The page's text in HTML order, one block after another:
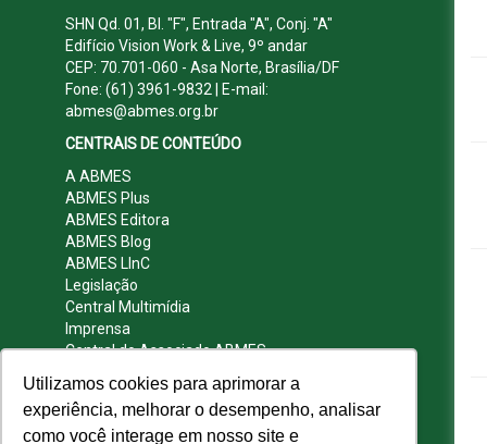
Utilizamos cookies para aprimorar a
experiência, melhorar o desempenho, analisar
como você interage em nosso site e
SHN Qd. 01, Bl. "F", Entrada "A", Conj. "A"
Edifício Vision Work & Live, 9º andar
CEP: 70.701-060 - Asa Norte, Brasília/DF
Fone: (61) 3961-9832 | E-mail:
abmes@abmes.org.br
CENTRAIS DE CONTEÚDO
A ABMES
ABMES Plus
ABMES Editora
ABMES Blog
ABMES LInC
Legislação
Central Multimídia
Imprensa
Central do Associado ABMES
REDES SOCIAIS